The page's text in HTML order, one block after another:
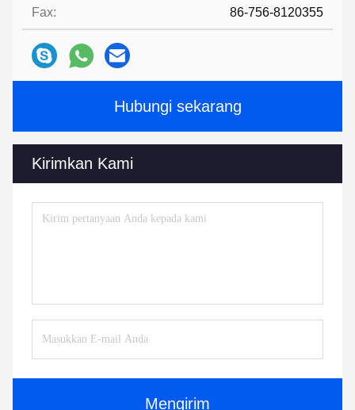
Fax: 86-756-8120355
Hubungi sekarang
Kirimkan Kami
Mengirim